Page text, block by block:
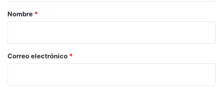
r
*
Nombre *
Correo electrónico *